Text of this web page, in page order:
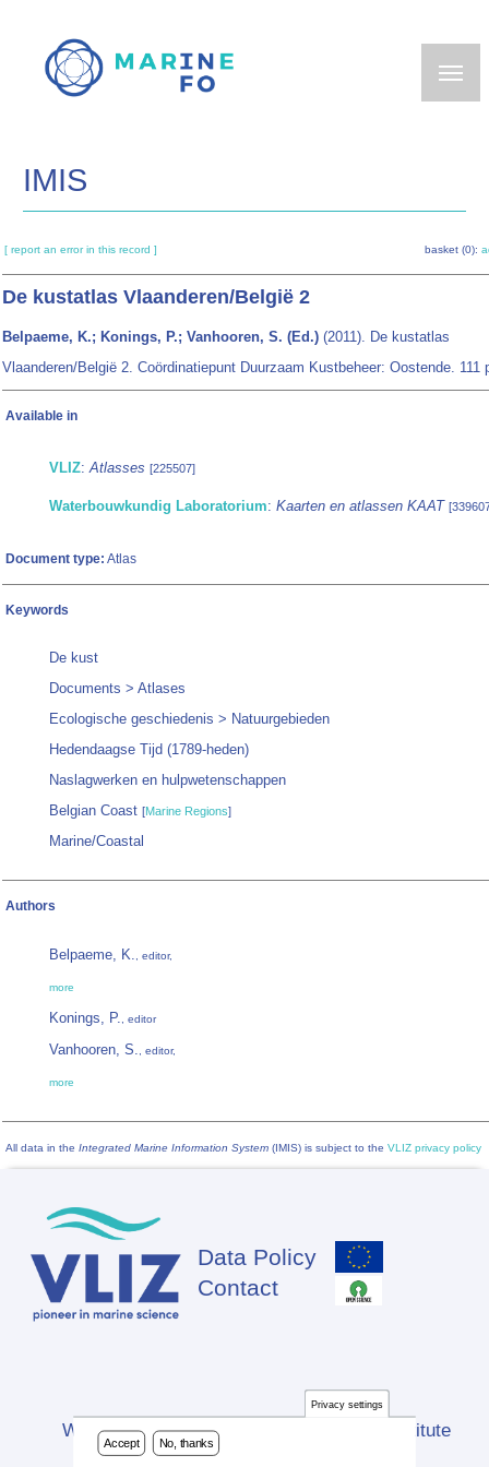
main
IMIS
[ report an error in this record ] basket (0):
De kustatlas Vlaanderen/België 2
Belpaeme, K.; Konings, P.; Vanhooren, S. (Ed.) (2011). De kustatlas
Vlaanderen/België 2. Coördinatiepunt Duurzaam Kustbeheer: Oostende. 111
Available in
VLIZ:Atlasses [225507]
Waterbouwkundig Laboratorium: Kaarten en atlassen KAAT
Document type: Atlas
Keywords
De kust
Documents > Atlases
Ecologische geschiedenis > Natuurgebieden
Hedendaagse Tijd (1789-heden)
Naslagwerken en hulpwetenschappen
Belgian Coast [Marine Regions]
Marine/Coastal
Authors
Belpaeme, K., editor,
more
Konings, P., editor
Vanhooren, S., editor,
more
All data in the Integrated Marine Information System (IMIS) is subject to the VLIZ privacy policy
Footer
Data Policy
Contact
Website developed by Flanders Marine Institute
Privacy settings
Accept No, thanks